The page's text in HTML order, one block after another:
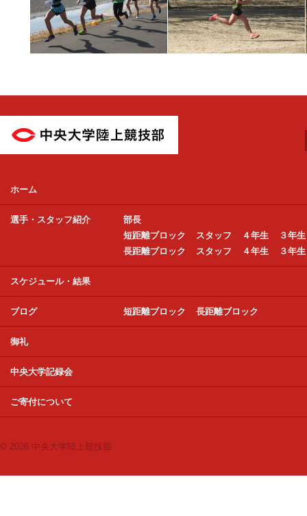
ホーム
選手・スタッフ紹介
部長
短距離ブロック
スタッフ ４年生
３年生
長距離ブロック
スタッフ ４年生 ３年生
スケジュール・結果
ブログ 短距離ブロック 長距離ブロック
御礼
中央大学記録会
ご寄付について
© 2026 中央大学陸上競技部